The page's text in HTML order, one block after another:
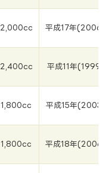
2,000cc 平成17年(2006
2,400cc 平成11年(1999
1,800cc 平成15年(2003
1,800cc 平成18年(2006